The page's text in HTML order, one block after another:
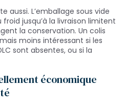
aussi. L’emballage sous vide
jusqu’à la livraison limitent
la conservation. Un colis
moins intéressant si les
sont absentes, ou si la
économique